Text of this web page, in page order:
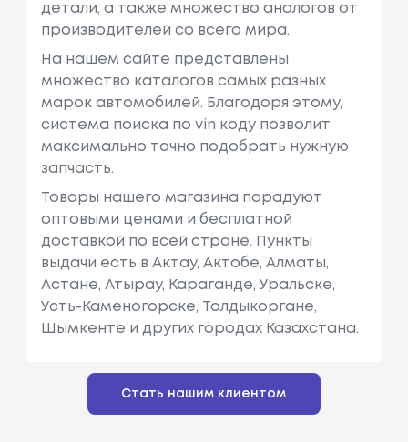
детали, а также множество аналогов от
производителей со всего мира.
На нашем сайте представлены
множество каталогов самых разных
марок автомобилей. Благодоря этому,
система поиска по vin коду позволит
максимально точно подобрать нужную
запчасть.
Товары нашего магазина порадуют
оптовыми ценами и бесплатной
доставкой по всей стране. Пункты
выдачи есть в Актау, Актобе, Алматы,
Астане, Атырау, Караганде, Уральске,
Усть-Каменогорске, Талдыкоргане,
Шымкенте и других городах Казахстана.
Стать нашим клиентом